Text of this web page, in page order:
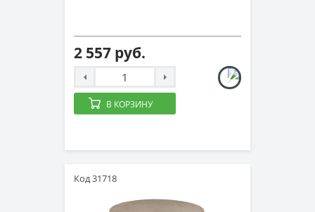
2 557 руб.
В КОРЗИНУ
Код 31718